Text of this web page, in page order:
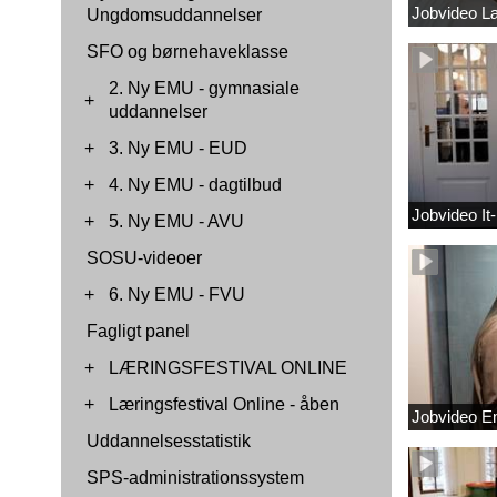
Ungdomsuddannelser
SFO og børnehaveklasse
+
2. Ny EMU - gymnasiale
uddannelser
+
3. Ny EMU - EUD
+
4. Ny EMU - dagtilbud
+
5. Ny EMU - AVU
SOSU-videoer
+
6. Ny EMU - FVU
Fagligt panel
+
LÆRINGSFESTIVAL ONLINE
+
Læringsfestival Online - åben
Uddannelsesstatistik
SPS-administrationssystem
Jobvideo
Jobvideo
Jobvideo